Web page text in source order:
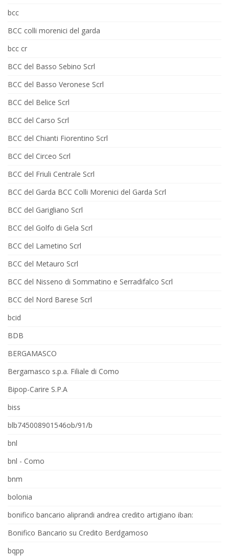
bcc
BCC colli morenici del garda
bcc cr
BCC del Basso Sebino Scrl
BCC del Basso Veronese Scrl
BCC del Belice Scrl
BCC del Carso Scrl
BCC del Chianti Fiorentino Scrl
BCC del Circeo Scrl
BCC del Friuli Centrale Scrl
BCC del Garda BCC Colli Morenici del Garda Scrl
BCC del Garigliano Scrl
BCC del Golfo di Gela Scrl
BCC del Lametino Scrl
BCC del Metauro Scrl
BCC del Nisseno di Sommatino e Serradifalco Scrl
BCC del Nord Barese Scrl
bcid
BDB
BERGAMASCO
Bergamasco s.p.a. Filiale di Como
Bipop-Carire S.P.A
biss
blb745008901546ob/91/b
bnl
bnl - Como
bnm
bolonia
bonifico bancario aliprandi andrea credito artigiano iban:
Bonifico Bancario su Credito Berdgamoso
bqpp